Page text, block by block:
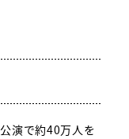
演で約40万人を